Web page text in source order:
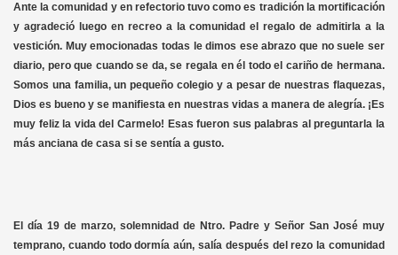
Ante la comunidad y en refectorio tuvo como es tradición la mortificación
y agradeció luego en recreo a la comunidad el regalo de admitirla a la
vestición. Muy emocionadas todas le dimos ese abrazo que no suele ser
diario, pero que cuando se da, se regala en él todo el cariño de hermana.
Somos una familia, un pequeño colegio y a pesar de nuestras flaquezas,
Dios es bueno y se manifiesta en nuestras vidas a manera de alegría. ¡Es
muy feliz la vida del Carmelo! Esas fueron sus palabras al preguntarla la
más anciana de casa si se sentía a gusto.
El día 19 de marzo, solemnidad de Ntro. Padre y Señor San José muy
temprano, cuando todo dormía aún, salía después del rezo la comunidad